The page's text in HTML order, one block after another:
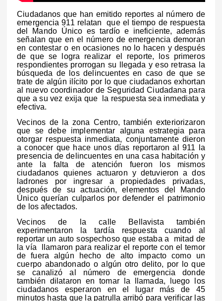
Ciudadanos que han emitido reportes al número de
emergencia 911 relatan que el tiempo de respuesta
del Mando Único es tardío e ineficiente, además
señalan que en el número de emergencia demoran
en contestar o en ocasiones no lo hacen y después
de que se logra realizar el reporte, los primeros
respondientes prorrogan su llegada y eso retrasa la
búsqueda de los delincuentes en caso de que se
trate de algún ilícito por lo que ciudadanos exhortan
al nuevo coordinador de Seguridad Ciudadana para
que a su vez exija que la respuesta sea inmediata y
efectiva.
Vecinos de la zona Centro, también exteriorizaron
que se debe implementar alguna estrategia para
otorgar respuesta inmediata, conjuntamente dieron
a conocer que hace unos días reportaron al 911 la
presencia de delincuentes en una casa habitación y
ante la falta de atención fueron los mismos
ciudadanos quienes actuaron y detuvieron a dos
ladrones por ingresar a propiedades privadas,
después de su actuación, elementos del Mando
Único querían culparlos por defender el patrimonio
de los afectados.
Vecinos de la calle Bellavista también
experimentaron la tardía respuesta cuando al
reportar un auto sospechoso que estaba a mitad de
la vía llamaron para realizar el reporte con el temor
de fuera algún hecho de alto impacto como un
cuerpo abandonado o algún otro delito, por lo que
se canalizó al número de emergencia donde
también dilataron en tomar la llamada, luego l os
ciudadanos esperaron en el lugar más de 45
minutos hasta que la patrulla arribó para verificar las